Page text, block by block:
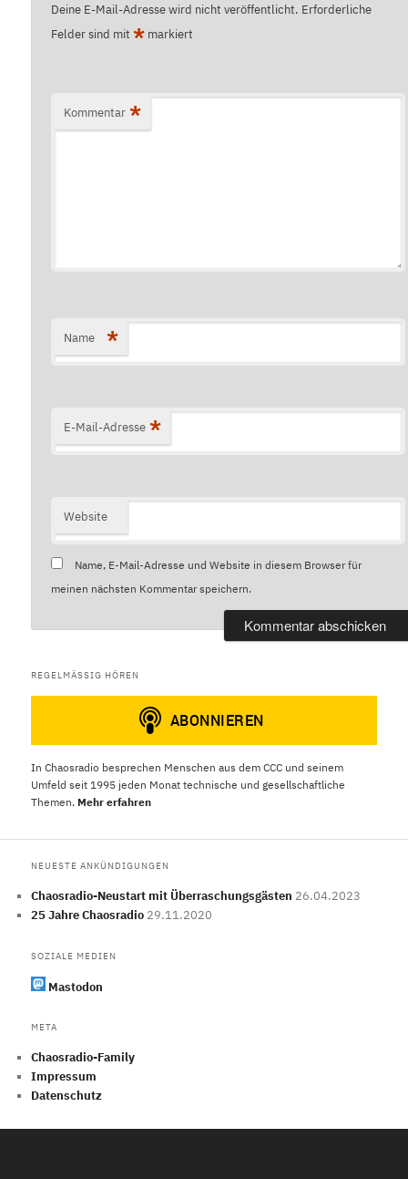
Deine E-Mail-Adresse wird nicht veröffentlicht. Erforderliche
Felder sind mit* markiert
Kommentar *
Name *
E-Mail-Adresse *
Website
Name, E-Mail-Adresse und Website in diesem Browser für
meinen nächsten Kommentar speichern.
REGELMÄSSIG HÖREN
In Chaosradio besprechen Menschen aus dem CCC und seinem
Umfeld seit 1995 jeden Monat technische und gesellschaftliche
Themen. Mehr erfahren
NEUESTE ANKÜNDIGUNGEN
Chaosradio-Neustart mit Überraschungsgästen 26.04.2023
25 Jahre Chaosradio 29.11.2020
SOZIALE MEDIEN
Mastodon
META
Chaosradio-Family
Impressum
Datenschutz